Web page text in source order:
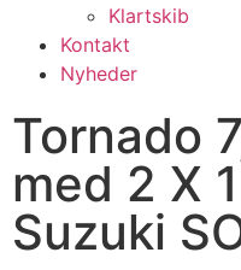
Klartskib
Kontakt
Nyheder
Tornado
med 2 X
Suzuki